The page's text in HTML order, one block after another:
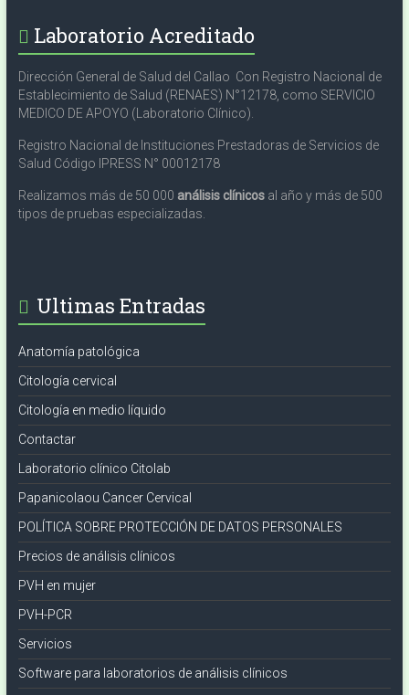
Laboratorio Acreditado
Dirección General de Salud del Callao Con Registro Nacional de
Establecimiento de Salud (RENAES) N°12178, como SERVICIO
MEDICO DE APOYO (Laboratorio Clínico).
Registro Nacional de Instituciones Prestadoras de Servicios de
Salud Código IPRESS N° 00012178
Realizamos más de 50 000 análisis clínicosal año y más de 500
tipos de pruebas especializadas.
Ultimas Entradas
Anatomía patológica
Citología cervical
Citología en medio líquido
Contactar
Laboratorio clínico Citolab
Papanicolaou Cancer Cervical
POLÍTICA SOBRE PROTECCIÓN DE DATOS PERSONALES
Precios de análisis clínicos
PVH en mujer
PVH-PCR
Servicios
Software para laboratorios de análisis clínicos